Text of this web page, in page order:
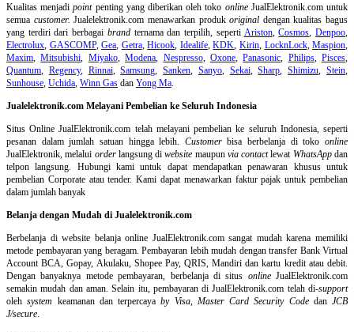
Kualitas menjadipointpenting yang diberikan oleh toko onlineJualElektronik.com untuk
semua customer. Jualelektronik.com menawarkan produkoriginal dengan kualitas bagus
yang terdiri dari berbagai brandternama dan terpilih, seperti Ariston,Cosmos,Denpoo,
Electrolux, GASCOMP,Gea, Getra,Hicook, Idealife,KDK, Kirin, LocknLock,Maspion,
Maxim,Mitsubishi, Miyako,Modena, Nespresso, Oxone,Panasonic, Philips, Pisces,
Quantum, Regency, Rinnai,Samsung,Sanken, Sanyo, Sekai,Sharp,Shimizu,Stein,
Sunhouse, Uchida, Winn Gas dan Yong Ma.
Jualelektronik.com Melayani Pembelian ke Seluruh Indonesia
Situs Online JualElektronik.com telah melayani pembelian ke seluruh Indonesia, seperti
pesanan dalam jumlah satuan hingga lebih. Customerbisa berbelanja di tokoonline
JualElektronik, melalui orderlangsung diwebsite maupun via contactlewat WhatsAppdan
telpon langsung. Hubungi kami untuk dapat mendapatkan penawaran khusus untuk
pembelian Corporate atau tender. Kami dapat menawarkan faktur pajak untuk pembelian
dalam jumlah banyak
Belanja dengan Mudah di Jualelektronik.com
Berbelanja diwebsite belanja online JualElektronik.com sangat mudah karena memiliki
metode pembayaran yang beragam. Pembayaran lebih mudah dengan transfer Bank Virtual
Account BCA, Gopay, Akulaku, Shopee Pay, QRIS, Mandiri dan kartu kredit atau debit.
Dengan banyaknya metode pembayaran, berbelanja di situs onlineJualElektronik.com
semakin mudah dan aman. Selain itu, pembayaran di JualElektronik.com telah di-support
olehsystem keamanan dan terpercayaby Visa, Master Card Security Codedan JCB
J/secure.